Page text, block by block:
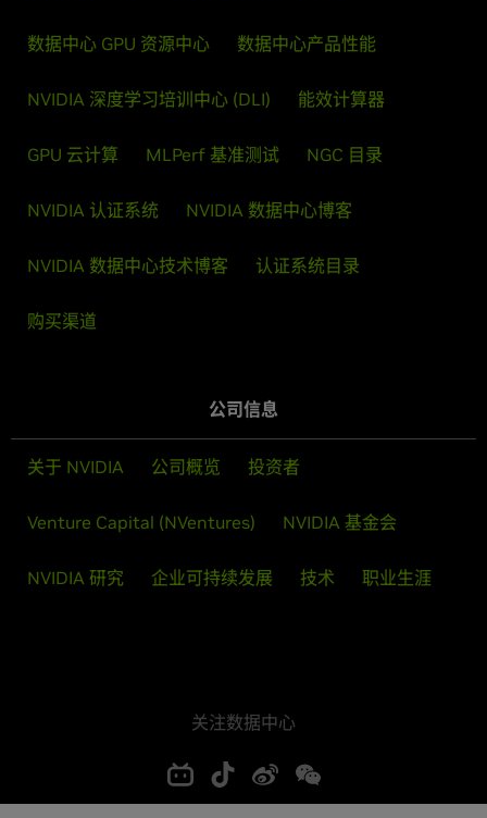
数据中心 GPU 资源中心 数据中心产品性能
NVIDIA 深度学习培训中心 (DLI) 能效计算器
GPU 云计算 MLPerf 基准测试 NGC 目录
NVIDIA 认证系统 NVIDIA 数据中心博客
NVIDIA 数据中心技术博客 认证系统目录
购买渠道
公司信息
关于 NVIDIA 公司概览 投资者
Venture Capital (NVentures) NVIDIA 基金会
NVIDIA 研究 企业可持续发展 技术 职业生涯
关注数据中心